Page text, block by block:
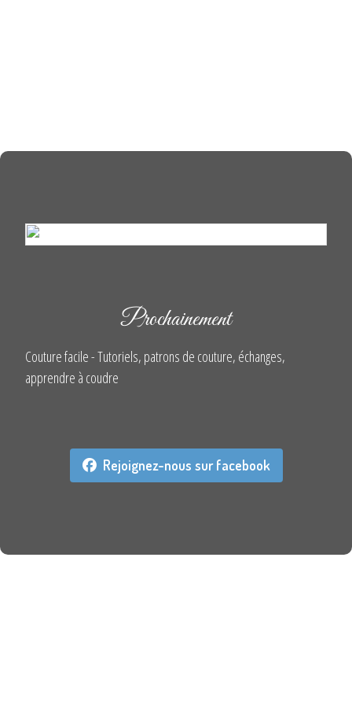
Prochainement
Couture facile - Tutoriels, patrons de couture, échanges,
apprendre à coudre
Rejoignez-nous sur facebook